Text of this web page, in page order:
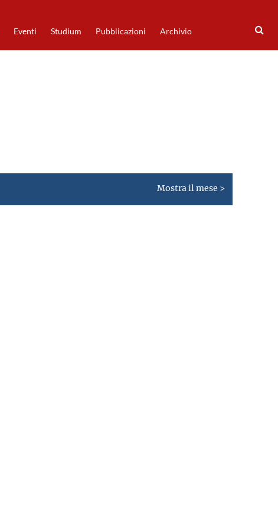
Eventi Studium Pubblicazioni Archivio
Mostra il mese >